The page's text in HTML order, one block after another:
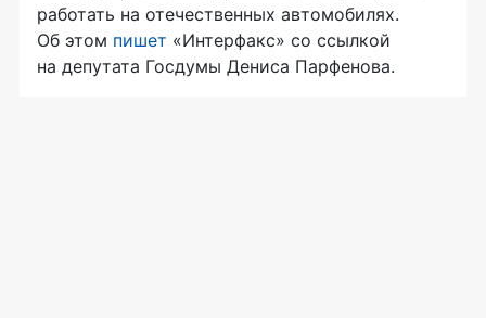
работать на отечественных автомобилях.
Об этом пишет «Интерфакс» со ссылкой
на депутата Госдумы Дениса Парфенова.